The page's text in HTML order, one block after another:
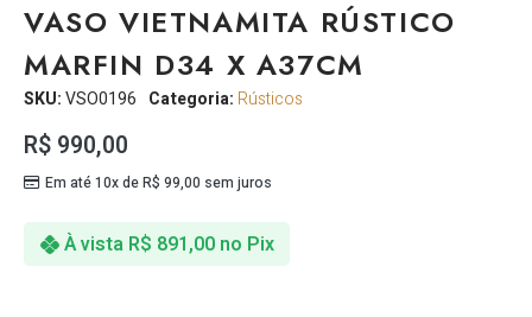
VASO VIETNAMITA RÚSTICO
MARFIN D34 X A37CM
SKU:VSO0196 Categoria: Rústicos
R$ 990,00
Em até 10x deR$ 99,00 sem juros
À vista R$ 891,00 no Pix